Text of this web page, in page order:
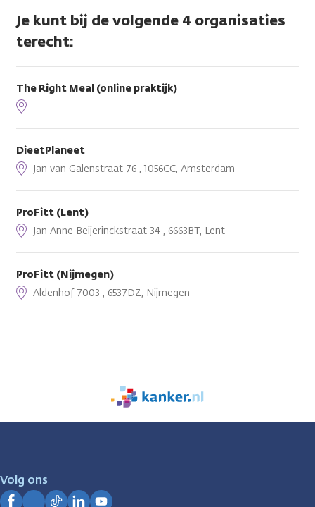
Je kunt bij de volgende 4 organisaties
terecht:
The Right Meal (online praktijk)
DieetPlaneet
Jan van Galenstraat 76 , 1056CC, Amsterdam
ProFitt (Lent)
Jan Anne Beijerinckstraat 34 , 6663BT, Lent
ProFitt (Nijmegen)
Aldenhof 7003 , 6537DZ, Nijmegen
We
zijn
Volg ons